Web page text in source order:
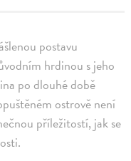
postavu
hrdinou s jeho
po dlouhé době
ostrově není
příležitostí, jak se